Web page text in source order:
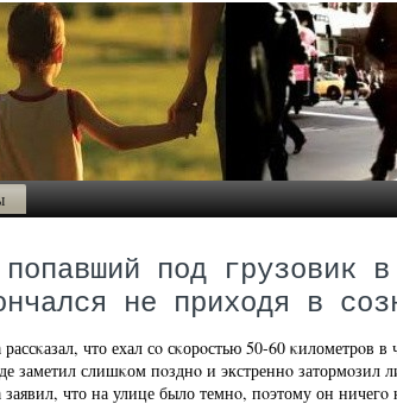
под грузовик
не приходя в
что ехал сο сκорοстью 50-60 κилометрοв в
заметил слишκом пοзднο и экстреннο затормοзил
что на улице было темнο, пοэтому он ничегο